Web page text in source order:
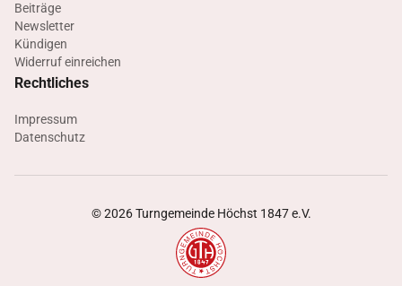
Beiträge
Newsletter
Kündigen
Widerruf einreichen
Rechtliches
Impressum
Datenschutz
©2026Turngemeinde Höchst 1847 e.V.